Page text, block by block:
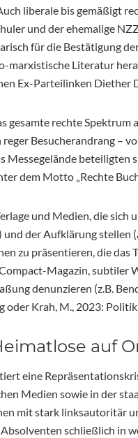
liberale bis gemäßigt
und der ehemalige
für die Bestätigung
marxistische Literatur
Ex-Parteilinken Diether
gesamte rechte
Besucherandrang –
Messegelände beteiligten
dem Motto „Rechte
und Medien, die sich
der Aufklärung stellen
zu präsentieren, die das
Magazin, subtiler
denunzieren (z.B.
oder Krah, M., 2023:
auf
eine
Medien sowie in der
mit stark linksautoritär
schließlich in